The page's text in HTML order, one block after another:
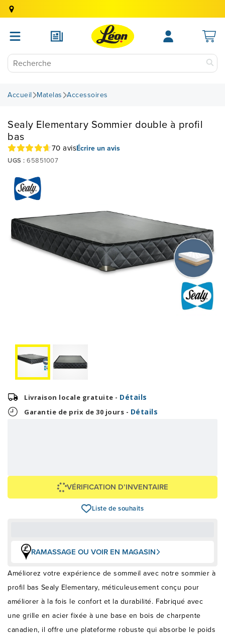
Accueil Matelas Accessoires
Sealy Elementary Sommier double à profil
bas
70 avisÉcrire un avis
UGS : 65851007
Livraison locale gratuite - Détails
Garantie de prix de 30 jours - Détails
VÉRIFICATION D’INVENTAIRE
Liste de souhaits
RAMASSAGE OU VOIR EN MAGASIN
Améliorez votre expérience de sommeil avec notre sommier à
profil bas Sealy Elementary, méticuleusement conçu pour
améliorer à la fois le confort et la durabilité. Fabriqué avec
une grille en acier fixée à une base en bois de charpente
canadien, il offre une plateforme robuste qui absorbe le poids